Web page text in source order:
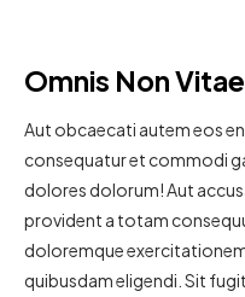
Omnis Non
Aut obcaecati autem eos
consequatur et commodi
dolores dolorum! Aut
provident a totam
doloremque
quibusdam eligendi. Sit